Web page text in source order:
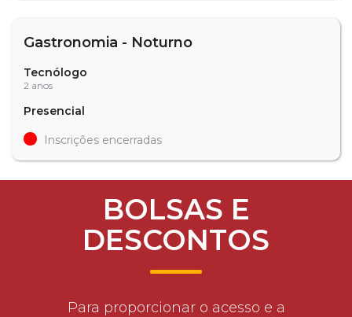
Gastronomia - Noturno
Tecnólogo
2 anos
Presencial
Inscrições encerradas
BOLSAS E
DESCONTOS
Para proporcionar o acesso e a